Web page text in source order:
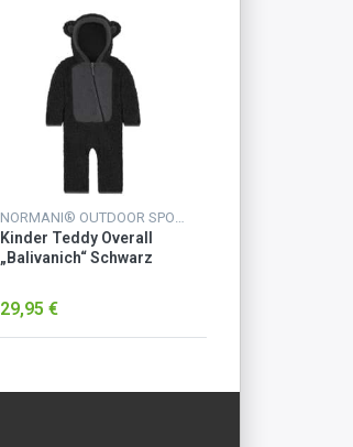
NORMANI® OUTDOOR SPORTS
Kinder Teddy Overall
„Balivanich“ Schwarz
29,95 €